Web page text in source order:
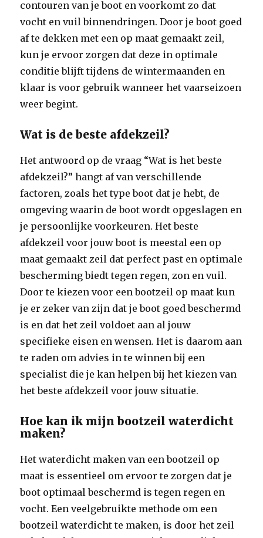
contouren van je boot en voorkomt zo dat
vocht en vuil binnendringen. Door je boot goed
af te dekken met een op maat gemaakt zeil,
kun je ervoor zorgen dat deze in optimale
conditie blijft tijdens de wintermaanden en
klaar is voor gebruik wanneer het vaarseizoen
weer begint.
Wat is de beste afdekzeil?
Het antwoord op de vraag “Wat is het beste
afdekzeil?” hangt af van verschillende
factoren, zoals het type boot dat je hebt, de
omgeving waarin de boot wordt opgeslagen en
je persoonlijke voorkeuren. Het beste
afdekzeil voor jouw boot is meestal een op
maat gemaakt zeil dat perfect past en optimale
bescherming biedt tegen regen, zon en vuil.
Door te kiezen voor een bootzeil op maat kun
je er zeker van zijn dat je boot goed beschermd
is en dat het zeil voldoet aan al jouw
specifieke eisen en wensen. Het is daarom aan
te raden om advies in te winnen bij een
specialist die je kan helpen bij het kiezen van
het beste afdekzeil voor jouw situatie.
Hoe kan ik mijn bootzeil waterdicht
maken?
Het waterdicht maken van een bootzeil op
maat is essentieel om ervoor te zorgen dat je
boot optimaal beschermd is tegen regen en
vocht. Een veelgebruikte methode om een
bootzeil waterdicht te maken, is door het zeil